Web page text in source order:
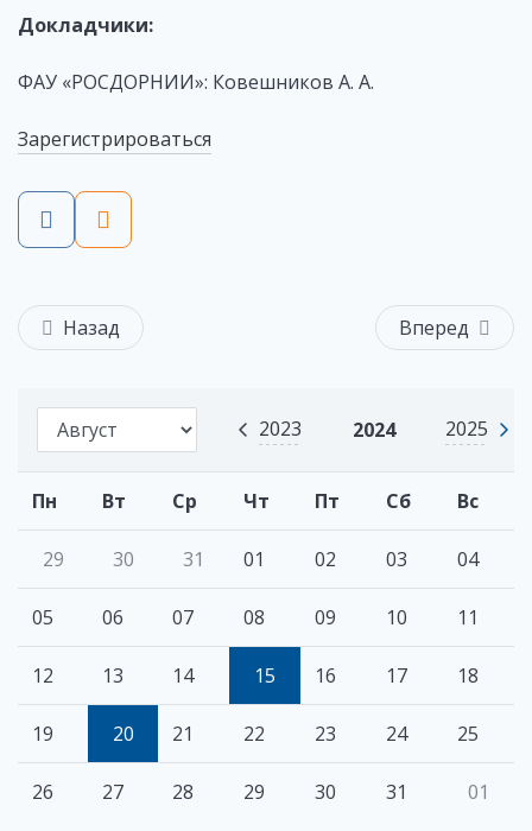
2023 2024 2025
Пн Вт Ср Чт Пт Сб Вс
29 30 31 01 02 03 04
05 06 07 08 09 10 11
12 13 14 15 16 17 18
19 20 21 22 23 24 25
26 27 28 29 30 31 01
Докладчики:
ФАУ «РОСДОРНИИ»: Ковешников А. А.
Зарегистрироваться
Назад Вперед